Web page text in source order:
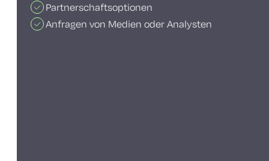
Partnerschaftsoptionen
Anfragen von Medien oder Analysten